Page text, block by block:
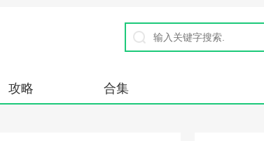
攻略 合集